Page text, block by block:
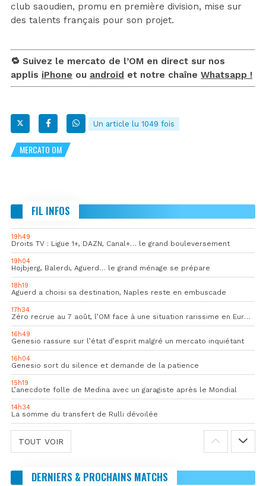
club saoudien, promu en première division, mise sur
des talents français pour son projet.
🔁 Suivez le mercato de l’OM en direct sur nos
applis iPhone ou android et notre chaîne Whatsapp !
Un article lu 1049 fois
MERCATO OM
FIL INFOS
19h49
Droits TV : Ligue 1+, DAZN, Canal+… le grand bouleversement
19h04
Hojbjerg, Balerdi, Aguerd… le grand ménage se prépare
18h19
Aguerd a choisi sa destination, Naples reste en embuscade
17h34
Zéro recrue au 7 août, l’OM face à une situation rarissime en Europe
16h49
Genesio rassure sur l’état d’esprit malgré un mercato inquiétant
16h04
Genesio sort du silence et demande de la patience
15h19
L’anecdote folle de Medina avec un garagiste après le Mondial
14h34
La somme du transfert de Rulli dévoilée
TOUT VOIR
DERNIERS & PROCHAINS MATCHS